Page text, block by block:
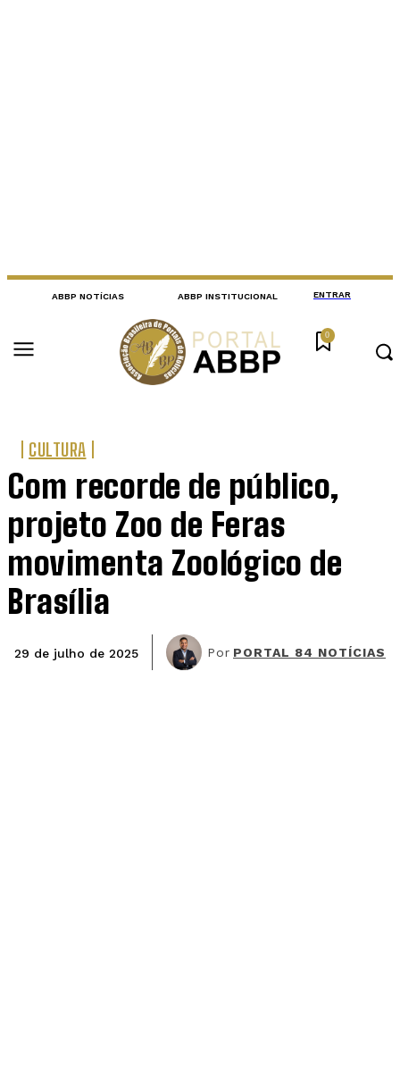
ABBP NOTÍCIAS ABBP INSTITUCIONAL ENTRAR
0
CULTURA
Com recorde de público,
projeto Zoo de Feras
movimenta Zoológico de
Brasília
29 de julho de 2025 Por PORTAL 84 NOTÍCIAS